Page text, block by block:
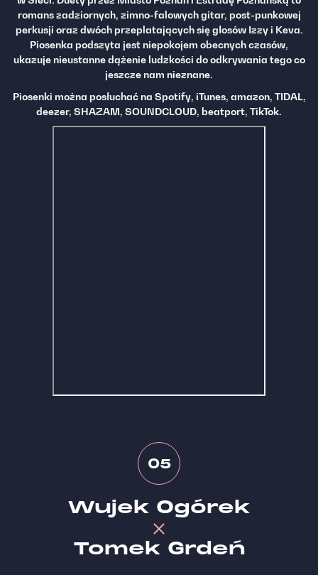
romans zadziornych, zimno-falowych gitar, post-punkowej
perkusji oraz dwóch przeplatających się głosów Izzy i Keva.
Piosenka podszyta jest niepokojem obecnych czasów,
ukazuje nieustanne dążenie ludzkości do odkrywania tego co
jeszcze nam nieznane.
Piosenki można posłuchać na Spotify, iTunes, amazon, TIDAL,
deezer, SHAZAM, SOUNDCLOUD, beatport, TikTok.
05
Wujek Ogórek
Tomek Grdeń